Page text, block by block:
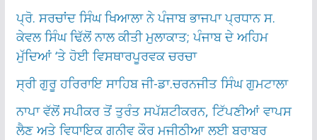
ਪ੍ਰੋ. ਸਰਚਾਂਦ ਸਿੰਘ ਖਿਆਲਾ ਨੇ ਪੰਜਾਬ ਭਾਜਪਾ ਪ੍ਰਧਾਨ ਸ.
ਕੇਵਲ ਸਿੰਘ ਢਿੱਲੋਂ ਨਾਲ ਕੀਤੀ ਮੁਲਾਕਾਤ; ਪੰਜਾਬ ਦੇ ਅਹਿਮ
ਮੁੱਦਿਆਂ ‘ਤੇ ਹੋਈ ਵਿਸਥਾਰਪੂਰਵਕ ਚਰਚਾ
ਸ੍ਰੀ ਗੁਰੂ ਹਰਿਰਾਇ ਸਾਹਿਬ ਜੀ-ਡਾ.ਚਰਨਜੀਤ ਸਿੰਘ ਗੁਮਟਾਲਾ
ਨਾਪਾ ਵੱਲੋਂ ਸਪੀਕਰ ਤੋਂ ਤੁਰੰਤ ਸਪੱਸ਼ਟੀਕਰਨ, ਟਿੱਪਣੀਆਂ ਵਾਪਸ
ਲੈਣ ਅਤੇ ਵਿਧਾਇਕ ਗਨੀਵ ਕੌਰ ਮਜੀਠੀਆ ਲਈ ਬਰਾਬਰ